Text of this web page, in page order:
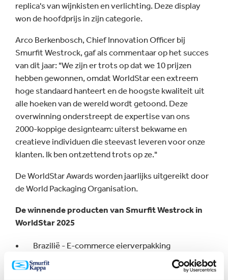
replica's van wijnkisten en verlichting. Deze display
won de hoofdprijs in zijn categorie.
Arco Berkenbosch, Chief Innovation Officer bij
Smurfit Westrock, gaf als commentaar op het succes
van dit jaar: "We zijn er trots op dat we 10 prijzen
hebben gewonnen, omdat WorldStar een extreem
hoge standaard hanteert en de hoogste kwaliteit uit
alle hoeken van de wereld wordt getoond. Deze
overwinning onderstreept de expertise van ons
2000-koppige designteam: uiterst bekwame en
creatieve individuen die steevast leveren voor onze
klanten. Ik ben ontzettend trots op ze."
De WorldStar Awards worden jaarlijks uitgereikt door
de World Packaging Organisation.
De winnende producten van Smurfit Westrock in
WorldStar 2025
Brazilië - E-commerce eierverpakking
Brazilië - Geventileerde fruitschaal